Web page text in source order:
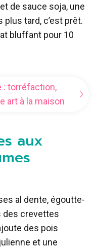
de sauce soja, une
tard, c’est prêt.
bluffant pour 10
: torréfaction,
art à la maison
aux
al dente, égoutte-
des crevettes
des pois
et une